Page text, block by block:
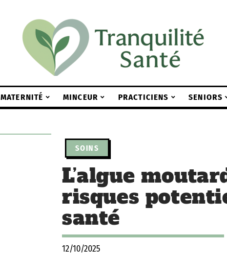
MATERNITÉ MINCEUR PRACTICIENS SENIORS
SOINS
L’algue
risques
santé
12/10/2025